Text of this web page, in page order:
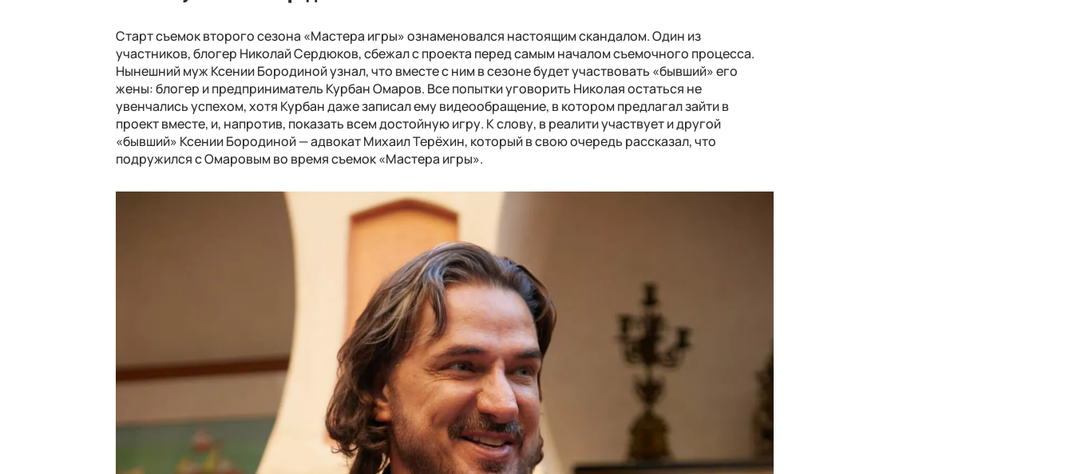
Старт съемок второго сезона «Мастера игры» ознаменовался настоящим скандалом. Один из
участников, блогер Николай Сердюков, сбежал с проекта перед самым началом съемочного процесса.
Нынешний муж Ксении Бородиной узнал, что вместе с ним в сезоне будет участвовать «бывший» его
жены: блогер и предприниматель Курбан Омаров. Все попытки уговорить Николая остаться не
увенчались успехом, хотя Курбан даже записал ему видеообращение, в котором предлагал зайти в
проект вместе, и, напротив, показать всем достойную игру. К слову, в реалити участвует и другой
«бывший» Ксении Бородиной — адвокат Михаил Терёхин, который в свою очередь рассказал, что
подружился с Омаровым во время съемок «Мастера игры».